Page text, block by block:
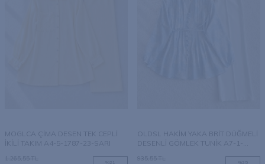
MOGLCA ÇİMA DESEN TEK CEPLİ
İKİLİ TAKIM A4-5-1787-23-SARI
1.265,55TL
OLDSL HAKİM YAKA BRİT DÜĞMELİ
DESENLİ GÖMLEK TUNİK A7-1-
935,55TL